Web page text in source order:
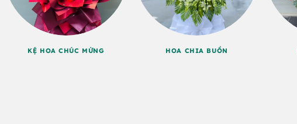
KỆ HOA CHÚC MỪNG HOA CHIA BUỒN